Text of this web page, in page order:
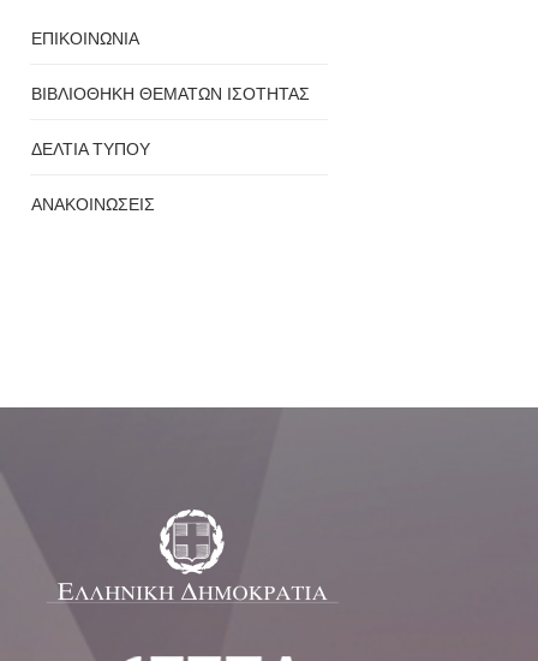
ΕΠΙΚΟΙΝΩΝΙΑ
ΒΙΒΛΙΟΘΗΚΗ ΘΕΜΑΤΩΝ ΙΣΟΤΗΤΑΣ
ΔΕΛΤΙΑ ΤΥΠΟΥ
ΑΝΑΚΟΙΝΩΣΕΙΣ